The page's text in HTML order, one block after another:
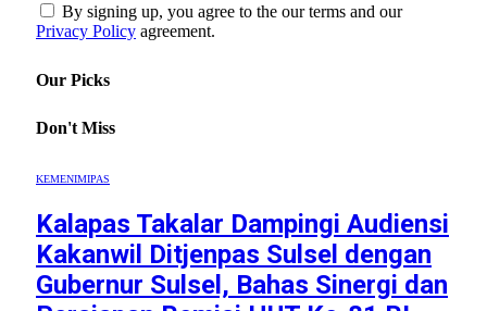
By signing up, you agree to the our terms and our
Privacy Policy agreement.
Our Picks
Don't Miss
KEMENIMIPAS
Kalapas Takalar Dampingi Audiensi
Kakanwil Ditjenpas Sulsel dengan
Gubernur Sulsel, Bahas Sinergi dan